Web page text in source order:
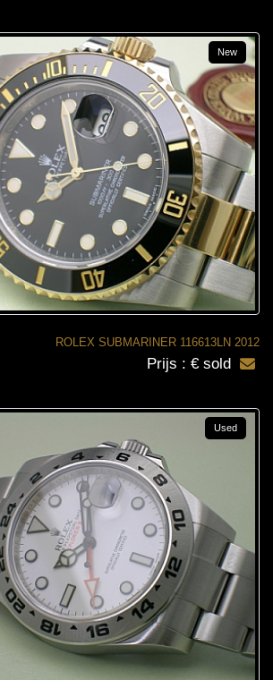
ROLEX SUBMARINER 116613LN 2012
New
Prijs : € sold
Used